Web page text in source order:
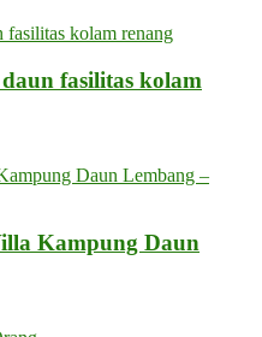
fasilitas kolam
Kampung Daun